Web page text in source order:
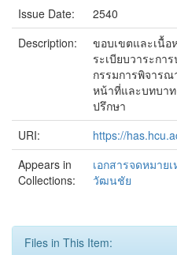
Issue Date:
2540
Description:
ขอบเขตและเนื้อ
ระเบียบวาระกา
กรรมการพิจารณ
หน้าที่และบทบา
ปรึกษา
URI:
https://
Appears in
Collections:
เอกสารจดหมาย
วัฒนชัย
Files in This Item: